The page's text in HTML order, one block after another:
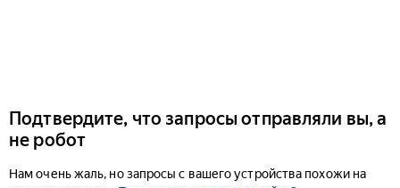
Подтвердите, что запросы отправляли вы, а
не робот
Нам очень жаль, но запросы с вашего устройства похожи на